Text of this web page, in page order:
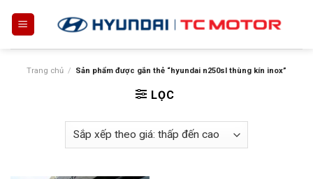
Trang chủ / Sản phẩm được gắn thẻ “hyundai n250sl thùng kín inox”
LỌC